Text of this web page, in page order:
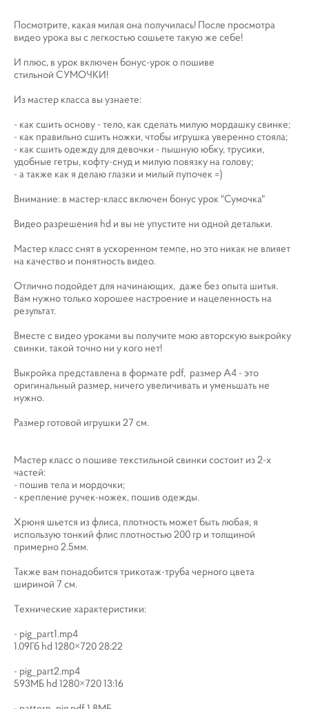
Посмотрите, какая милая она получилась! После просмотра
видео урока вы с легкостью сошьете такую же себе!
И плюс, в урок включен бонус-урок о пошиве
стильной СУМОЧКИ!
Из мастер класса вы узнаете:
- как сшить основу - тело, как сделать милую мордашку свинке;
- как правильно сшить ножки, чтобы игрушка уверенно стояла;
- как сшить одежду для девочки - пышную юбку, трусики,
удобные гетры, кофту-снуд и милую повязку на голову;
- а также как я делаю глазки и милый пупочек =)
Внимание: в мастер-класс включен бонус урок "Сумочка"
Видео разрешения hd и вы не упустите ни одной детальки.
Мастер класс снят в ускоренном темпе, но это никак не влияет
на качество и понятность видео.
Отлично подойдет для начинающих, даже без опыта шитья.
Вам нужно только хорошее настроение и нацеленность на
результат.
Вместе с видео уроками вы получите мою авторскую выкройку
свинки, такой точно ни у кого нет!
Выкройка представлена в формате pdf, размер А4 - это
оригинальный размер, ничего увеличивать и уменьшать не
нужно.
Размер готовой игрушки 27 см.
Мастер класс о пошиве текстильной свинки состоит из 2-х
частей:
- пошив тела и мордочки;
- крепление ручек-ножек, пошив одежды.
Хрюня шьется из флиса, плотность может быть любая, я
использую тонкий флис плотностью 200 гр и толщиной
примерно 2.5мм.
Также вам понадобится трикотаж-труба черного цвета
шириной 7 см.
Технические характеристики:
- pig_part1.mp4
1.09Гб hd 1280×720 28:22
- pig_part2.mp4
593МБ hd 1280×720 13:16